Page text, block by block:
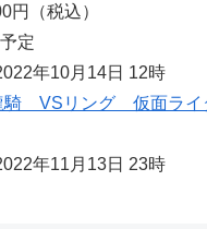
円（税込）
定
年10月14日 12時
騎 VSリング 仮面ライ
年11月13日 23時